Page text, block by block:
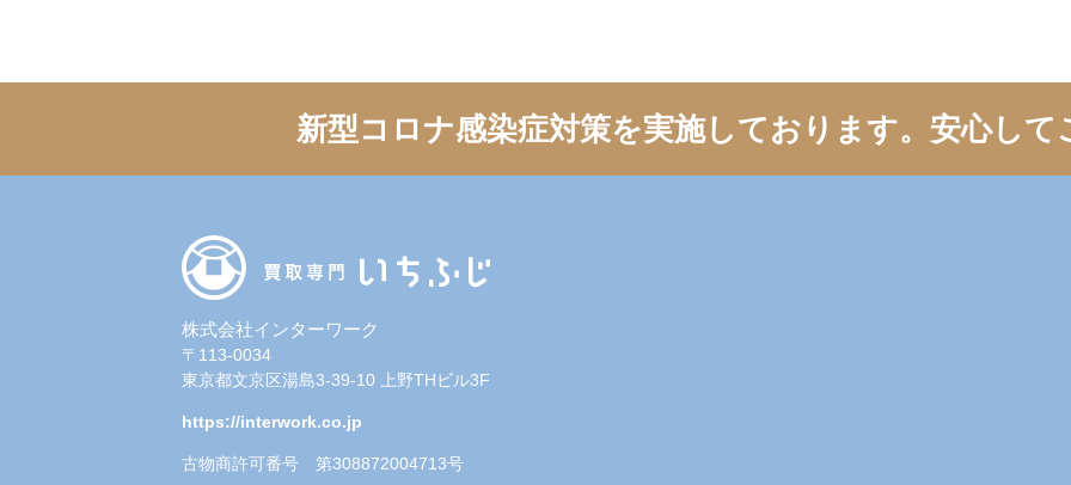
新型コロナ感染症対策を実施しております。 安心して
株式会社インターワーク
〒113-0034
東京都文京区湯島3-39-10 上野THビル3F
https://interwork.co.jp
古物商許可番号 第308872004713号